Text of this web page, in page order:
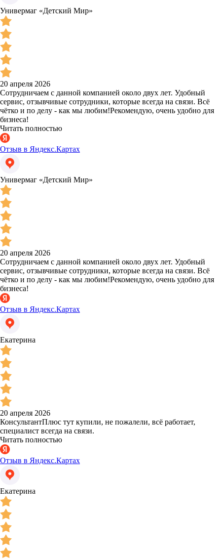
Универмаг «Детский Мир»
20 апреля 2026
Сотрудничаем с данной компанией около двух лет. Удобный
сервис, отзывчивые сотрудники, которые всегда на связи. Всё
чётко и по делу - как мы любим!Рекомендую, очень удобно для
бизнеса!
Читать полностью
Отзыв в Яндекс.Картах
Универмаг «Детский Мир»
20 апреля 2026
Сотрудничаем с данной компанией около двух лет. Удобный
сервис, отзывчивые сотрудники, которые всегда на связи. Всё
чётко и по делу - как мы любим!Рекомендую, очень удобно для
бизнеса!
Отзыв в Яндекс.Картах
Екатерина
20 апреля 2026
КонсультантПлюс тут купили, не пожалели, всё работает,
специалист всегда на связи.
Читать полностью
Отзыв в Яндекс.Картах
Екатерина